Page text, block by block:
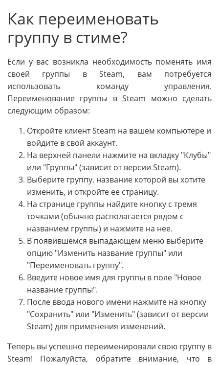
Как переименовать
группу в стиме?
Если у вас возникла необходимость поменять имя
своей группы в Steam, вам потребуется
использовать команду управления.
Переименование группы в Steam можно сделать
следующим образом:
Откройте клиент Steam на вашем компьютере и
войдите в свой аккаунт.
На верхней панели нажмите на вкладку "Клубы"
или "Группы" (зависит от версии Steam).
Выберите группу, название которой вы хотите
изменить, и откройте ее страницу.
На странице группы найдите кнопку с тремя
точками (обычно располагается рядом с
названием группы) и нажмите на нее.
В появившемся выпадающем меню выберите
опцию "Изменить название группы" или
"Переименовать группу".
Введите новое имя для группы в поле "Новое
название группы".
После ввода нового имени нажмите на кнопку
"Сохранить" или "Изменить" (зависит от версии
Steam) для применения изменений.
Теперь вы успешно переименировали свою группу в
Steam! Пожалуйста, обратите внимание, что в